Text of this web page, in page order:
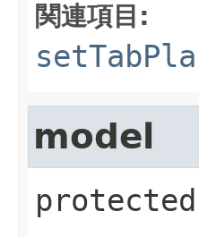
関連項目:
model
protected